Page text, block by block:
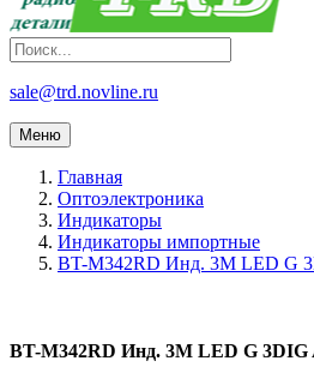
sale@trd.novline.ru
Меню
Главная
Оптоэлектроника
Индикаторы
Индикаторы импортные
BT-M342RD Инд. 3M LED G
BT-M342RD Инд. 3M LED G 3DIG